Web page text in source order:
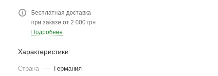
Бесплатная доставка
при заказе от 2 000 грн
Подробнее
Характеристики
Страна —
Германия